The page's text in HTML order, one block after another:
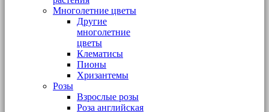
Многолетние цветы
Другие
многолетние
цветы
Клематисы
Пионы
Хризантемы
Розы
Взрослые розы
Роза английская